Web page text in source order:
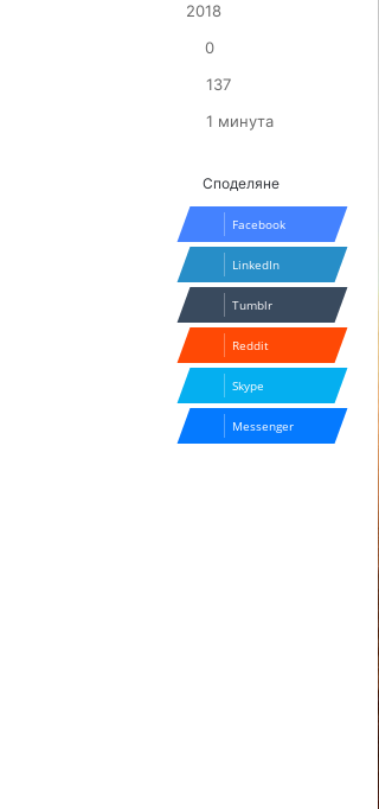
2018
0
137
1 минута
Споделяне
Facebook
LinkedIn
Tumblr
Reddit
Skype
Messenger